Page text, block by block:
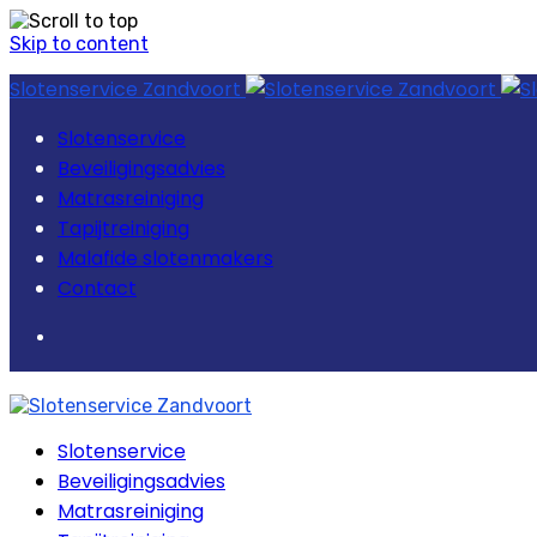
Skip to content
Slotenservice Zandvoort
Slotenservice
Beveiligingsadvies
Matrasreiniging
Tapijtreiniging
Malafide slotenmakers
Contact
Slotenservice
Beveiligingsadvies
Matrasreiniging